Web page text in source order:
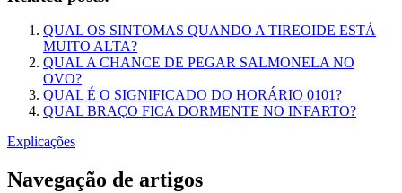
QUAL OS SINTOMAS QUANDO A TIREOIDE ESTÁ
MUITO ALTA?
QUAL A CHANCE DE PEGAR SALMONELA NO
OVO?
QUAL É O SIGNIFICADO DO HORÁRIO 0101?
QUAL BRAÇO FICA DORMENTE NO INFARTO?
Explicações
Navegação de artigos